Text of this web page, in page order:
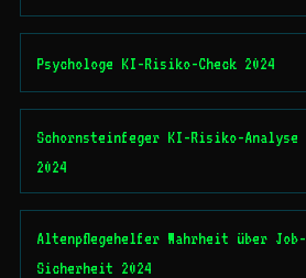
Psychologe KI-Risiko-Check 2024
Schornsteinfeger KI-Risiko-Analyse
2024
Altenpflegehelfer Wahrheit über Job-
Sicherheit 2024